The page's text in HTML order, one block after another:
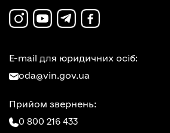
E-mail для юридичних осіб:
oda@vin.gov.ua
Прийом звернень:
0 800 216 433